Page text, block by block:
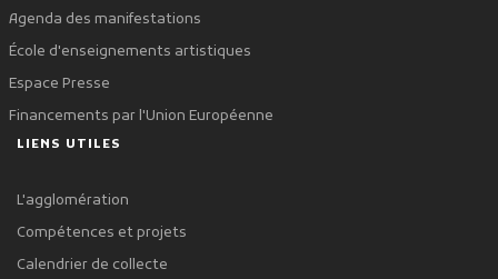
Agenda des manifestations
École d'enseignements artistiques
Espace Presse
Financements par l'Union Européenne
LIENS UTILES
L'agglomération
Compétences et projets
Calendrier de collecte